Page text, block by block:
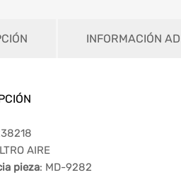
INFORMACIÓN
AIRE
pieza: MD-9282